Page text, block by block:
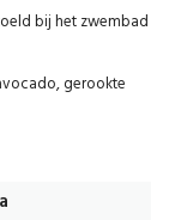
bij het zwembad
gerookte